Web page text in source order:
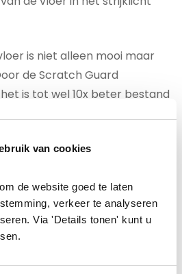
van cookies
de website goed te laten
verkeer te analyseren
Via 'Details tonen' kunt u
is niet alleen mooi maar
de Scratch Guard
is tot wel 10x beter bestand
door de HydroSeal coating
Door deze
krijgt vocht geen kans om
in de vloer te trekken. Je kunt
een gerust hart in de